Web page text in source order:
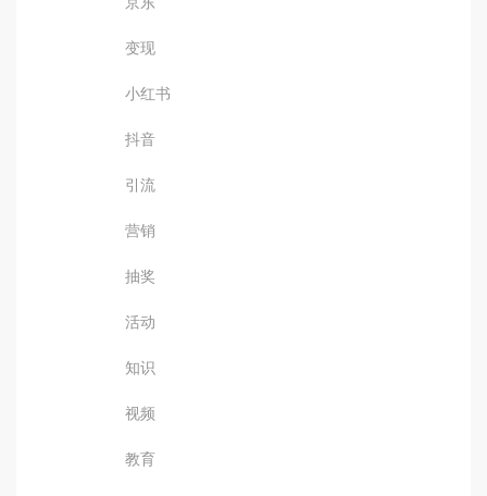
变现
小红书
抖音
引流
营销
抽奖
活动
知识
视频
教育